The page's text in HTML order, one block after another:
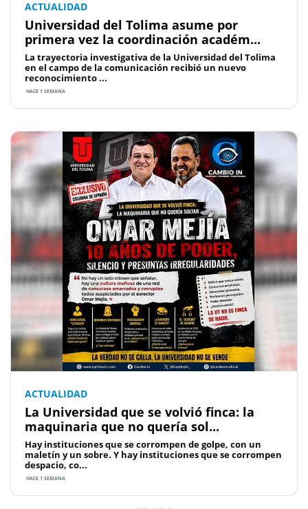
ACTUALIDAD
Universidad del Tolima asume por
primera vez la coordinación académ...
La trayectoria investigativa de la Universidad del Tolima
en el campo de la comunicación recibió un nuevo
reconocimiento ...
HACE 1 SEMANA
ACTUALIDAD
La Universidad que se volvió finca: la
maquinaria que no quería sol...
Hay instituciones que se corrompen de golpe, con un
maletín y un sobre. Y hay instituciones que se corrompen
despacio, co...
HACE 1 SEMANA